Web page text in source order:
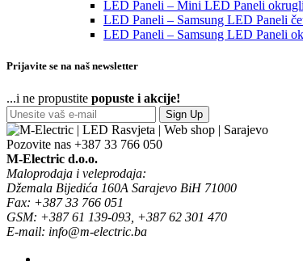
LED Paneli – Mini LED Paneli okrugli
LED Paneli – Samsung LED Paneli
LED Paneli – Samsung LED Paneli
Prijavite se na naš newsletter
...i ne propustite popuste i akcije!
Sign Up
Pozovite nas +387 33 766 050
M-Electric d.o.o.
Maloprodaja i veleprodaja:
Džemala Bijedića 160A Sarajevo BiH 71000
Fax: +387 33 766 051
GSM: +387 61 139-093, +387 62 301 470
E-mail: info@m-electric.ba